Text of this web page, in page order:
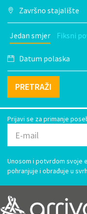
Jedan smjer Fiksni
PRETRAŽI
Prijavi se za primanje
Unosom i potvrdom svoje
pohranjuje i obrađuje u